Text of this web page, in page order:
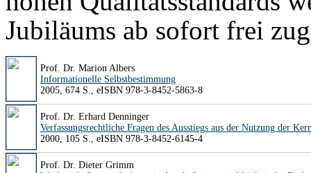
Jubiläums ab sofort frei
Prof. Dr. Marion Albers
Informationelle Selbstbestimmung
2005, 674 S., eISBN 978-3-8452-5863-8
Prof. Dr. Erhard Denninger
Verfassungsrechtliche Fragen des Ausstiegs aus der Nutzung der
2000, 105 S., eISBN 978-3-8452-6145-4
Prof. Dr. Dieter Grimm